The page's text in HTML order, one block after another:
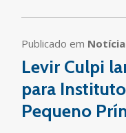
Publicado em
Levir Culpi
para
Pequeno